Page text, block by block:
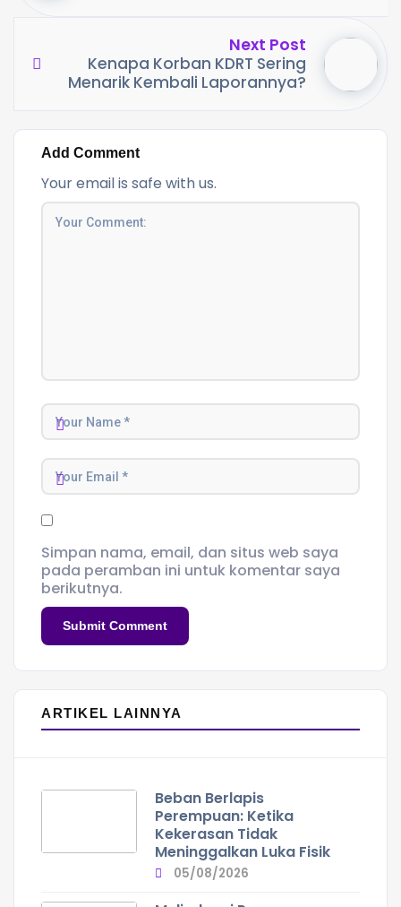
Next Post
Kenapa Korban KDRT Sering
Menarik Kembali Laporannya?
Add Comment
Your email is safe with us.
Simpan nama, email, dan situs web saya
pada peramban ini untuk komentar saya
berikutnya.
ARTIKEL LAINNYA
Beban Berlapis
Perempuan: Ketika
Kekerasan Tidak
Meninggalkan Luka Fisik
05/08/2026